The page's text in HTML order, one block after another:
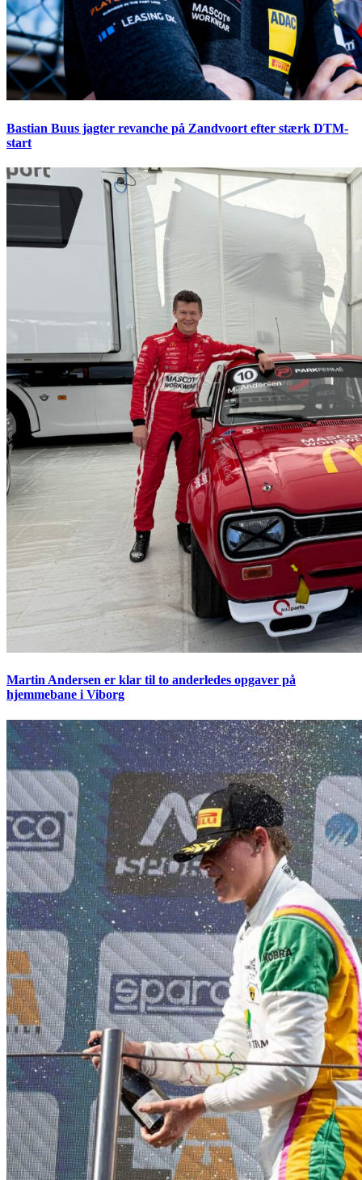
Bastian Buus jagter revanche på Zandvoort efter stærk DTM-
start
Martin Andersen er klar til to anderledes opgaver på
hjemmebane i Viborg